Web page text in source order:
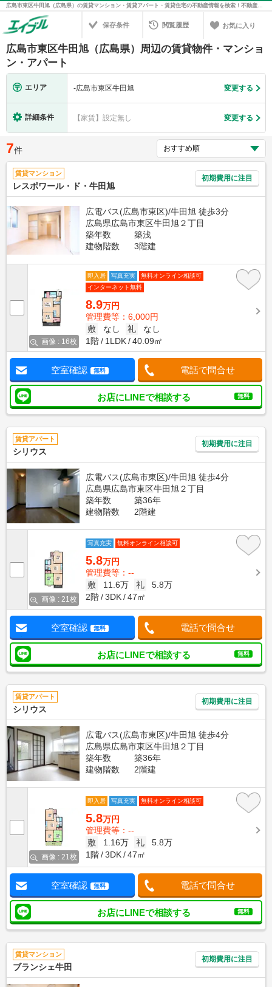
広島市東区牛田旭（広島県）の賃貸マンション・賃貸アパート・賃貸住宅の不動産情報を検索！不動産賃貸の物件探しは、お部屋探しのエイブル
保存条件 閲覧履歴 お気に入り
広島市東区牛田旭（広島県）周辺の賃貸物件・マンショ
ン・アパート
エリア -広島市東区牛田旭 変更する
詳細条件 【家賃】設定無し 変更する
7件
賃貸マンション
レスポワール・ド・牛田旭
初期費用に注目
広電バス(広島市東区)/牛田旭 徒歩3分
広島県広島市東区牛田旭２丁目
築年数
築浅
建物階数
3階建
画像 : 16枚
即入居 写真充実
無料オンライン相談可
インターネット無料
8.9万円
管理費等：6,000円
敷
なし 礼
なし
1階
1LDK 40.09㎡
空室確認 無料 電話で問合せ
お店にLINEで相談する 無料
賃貸アパート
シリウス
初期費用に注目
広電バス(広島市東区)/牛田旭 徒歩4分
広島県広島市東区牛田旭２丁目
築年数
築36年
建物階数
2階建
画像 : 21枚
写真充実 無料オンライン相談可
5.8万円
管理費等：--
敷
11.6万 礼
5.8万
2階
3DK 47㎡
空室確認 無料 電話で問合せ
お店にLINEで相談する 無料
賃貸アパート
シリウス
初期費用に注目
広電バス(広島市東区)/牛田旭 徒歩4分
広島県広島市東区牛田旭２丁目
築年数
築36年
建物階数
2階建
画像 : 21枚
即入居 写真充実 無料オンライン相談可
5.8万円
管理費等：--
敷
1.16万 礼
5.8万
1階
3DK 47㎡
空室確認 無料 電話で問合せ
お店にLINEで相談する 無料
賃貸マンション
ブランシェ牛田
初期費用に注目